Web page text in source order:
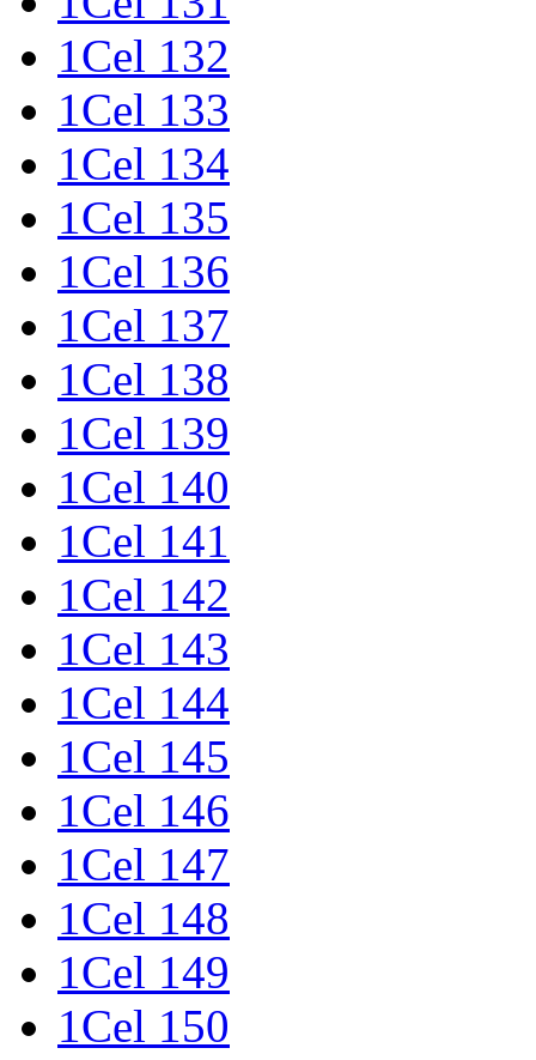
1Cel 132
1Cel 133
1Cel 134
1Cel 135
1Cel 136
1Cel 137
1Cel 138
1Cel 139
1Cel 140
1Cel 141
1Cel 142
1Cel 143
1Cel 144
1Cel 145
1Cel 146
1Cel 147
1Cel 148
1Cel 149
1Cel 150